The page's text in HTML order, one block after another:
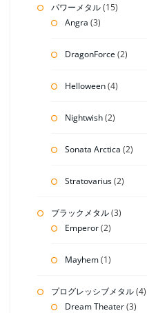
パワーメタル(15)
Angra (3)
DragonForce(2)
Helloween(4)
Nightwish(2)
Sonata Arctica (2)
Stratovarius(2)
ブラックメタル(3)
Emperor(2)
Mayhem(1)
プログレッシブメタル(4)
Dream Theater(3)